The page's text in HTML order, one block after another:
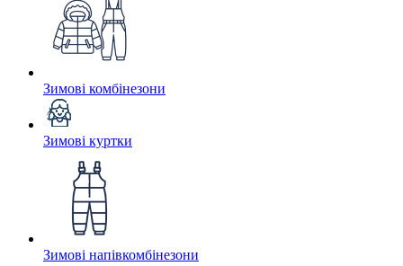
Зимові комбінезони
Зимові куртки
Зимові напівкомбінезони